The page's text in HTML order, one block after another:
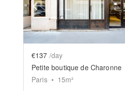
Show previous slide
€137 /day
Petite boutique de Charonne
Paris • 15m²